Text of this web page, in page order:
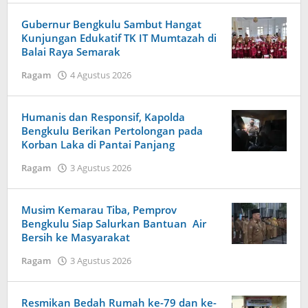
Harapan
Baru
News
Gubernur Bengkulu Sambut Hangat
Kunjungan Edukatif TK IT Mumtazah di
Balai Raya Semarak
Ragam 4 Agustus 2026
Harapan
Baru
News
Humanis dan Responsif, Kapolda
Bengkulu Berikan Pertolongan pada
Korban Laka di Pantai Panjang
Ragam 3 Agustus 2026
Harapan
Baru
News
Musim Kemarau Tiba, Pemprov
Bengkulu Siap Salurkan Bantuan Air
Bersih ke Masyarakat
Ragam 3 Agustus 2026
Harapan
Baru
Resmikan Bedah Rumah ke-79 dan ke-